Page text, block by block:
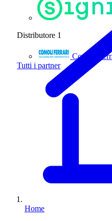
Distributore 1
Comoli
Tutti i partner
Home